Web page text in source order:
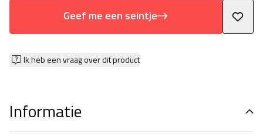
Geef me een seintje
Ik heb een vraag over dit product
Informatie